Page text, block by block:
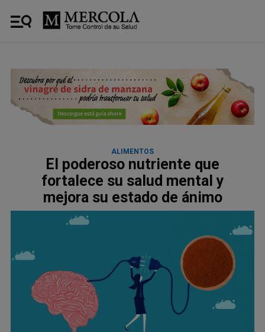
ALIMENTOS
El poderoso nutriente que
fortalece su salud mental y
mejora su estado de ánimo